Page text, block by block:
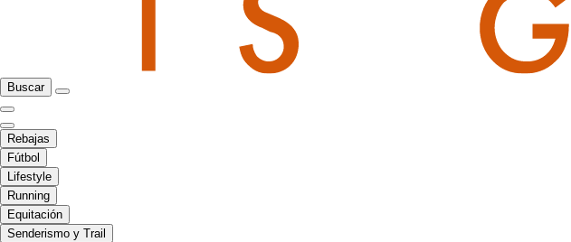
Buscar
Rebajas
Fútbol
Lifestyle
Running
Equitación
Senderismo y Trail